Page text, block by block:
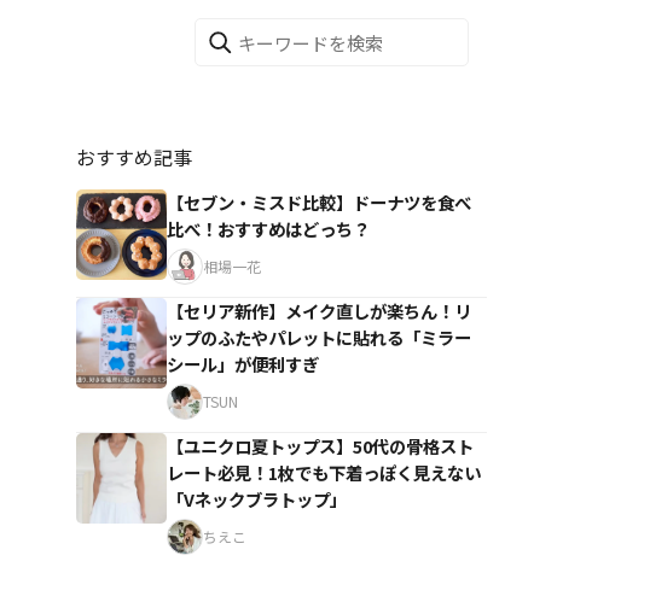
おすすめ記事
【セブン・ミスド比較】ドーナツを食べ
比べ！おすすめはどっち？
相場一花
【セリア新作】メイク直しが楽ちん！リ
ップのふたやパレットに貼れる「ミラー
シール」が便利すぎ
TSUN
【ユニクロ夏トップス】50代の骨格スト
レート必見！1枚でも下着っぽく見えない
「Vネックブラトップ」
ちえこ